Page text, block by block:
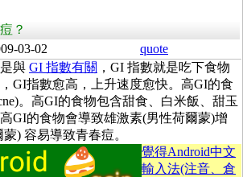
？
03-02
quote
是與 GI 指數有關 ，GI 指數就是吃下食物
GI指數愈高，上升速度愈快。高GI的食
。高GI的食物包含甜食、白米飯、甜玉
GI的食物會導致雄激素(男性荷爾蒙)增
) 容易導致青春痘。
覺得Android中文
輸入法(注音、倉